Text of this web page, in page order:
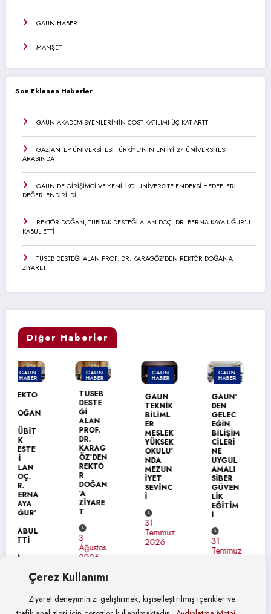
Çerez Kullanımı
Ziyaret deneyiminizi geliştirmek, kişiselleştirilmiş içerikler ve
GAÜN HABER
MANŞET
Son Eklenen Haberler
GAÜN AKADEMİSYENLERİNİN COST KATILIMI ÜÇ KAT ARTTI
GAZİANTEP ÜNİVERSİTESİ TÜRKİYE’NİN EN İYİ 24 ÜNİVERSİTESİ
ARASINDA
GAÜN’DE GİRİŞİMCİ VE YENİLİKÇİ ÜNİVERSİTE ENDEKSİ HEDEFLERİ
DEĞERLENDİRİLDİ
REKTÖR DOĞAN, TÜBİTAK DESTEĞİ ALAN DOÇ. DR. BERNA KAYA UĞUR’U
KABUL ETTİ
TÜSEB DESTEĞİ ALAN PROF. DR. KARAGÖZ’DEN REKTÖR DOĞAN’A
ZİYARET
Diğer Haberler
GAÜN
HABER
TÜSEB
Ğİ
PROF.
KARAG
REKTÖ
R
DOĞAN
’A
ZİYARE
T
3
GAÜN
HABER
GAÜN
TEKNİK
BİLİML
ER
MESLEK
YÜKSEK
OKULU’
NDA
MEZUN
İYET
SEVİNC
İ
2026
GAÜN
HABER
GAÜN’
DEN
GELEC
BİLİŞİM
CİLERİ
NE
UYGUL
AMALI
SİBER
GÜVEN
31
GAÜN
HABER
DEN
ÜRDÜN
ÜNİVER
SİTESİ
NE
ERASM
ZİYARE
Tİ
Temmuz